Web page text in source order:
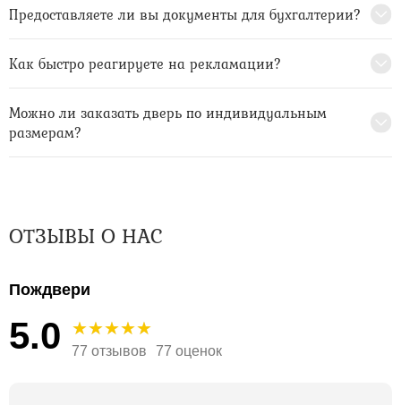
Предоставляете ли вы документы для бухгалтерии?
Как быстро реагируете на рекламации?
Можно ли заказать дверь по индивидуальным
размерам?
ОТЗЫВЫ О НАС
Пождвери
5.0 77 отзывов 77 оценок